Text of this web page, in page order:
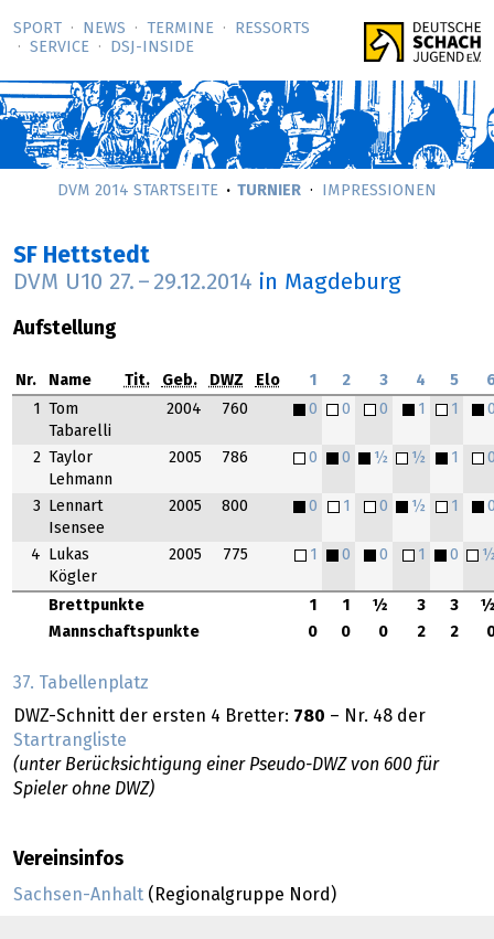
SPORT NEWS TERMINE
RESSORTS
SERVICE
DSJ-­INSIDE
DVM 2014 STARTSEITE TURNIER IMPRESSIONEN
SF Hettstedt
DVM U10 27. – 29.12.2014 in Magdeburg
Aufstellung
Nr. Name Tit. Geb. DWZ Elo 1 2 3 4 5
Brettpunkte 1 1 ½ 3 3
Mannschaftspunkte
0 0 0 2 2
1
Tom
Tabarelli
2004 760 0 0 0 1 1
2
Taylor
Lehmann
2005 786 0 0 ½ ½ 1
3
Lennart
Isensee
2005 800 0 1 0 ½ 1
4
Lukas
Kögler
2005 775 1 0 0 1 0
37. Tabellenplatz
DWZ-Schnitt der ersten 4 Bretter: 780 – Nr. 48 der
Startrangliste
(unter Berücksichtigung einer Pseudo-DWZ von 600 für
Spieler ohne DWZ)
Vereinsinfos
Sachsen-Anhalt (Regionalgruppe Nord)